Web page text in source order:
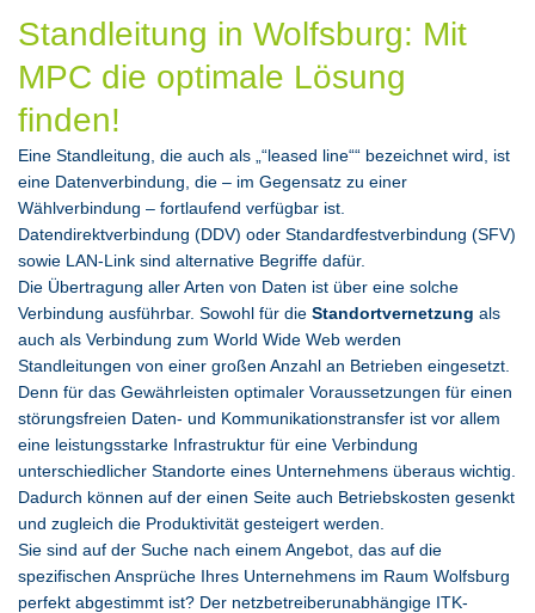
Standleitung in Wolfsburg: Mit
MPC die optimale Lösung
finden!
Eine Standleitung, die auch als „“leased line““ bezeichnet wird, ist
eine Datenverbindung, die – im Gegensatz zu einer
Wählverbindung – fortlaufend verfügbar ist.
Datendirektverbindung (DDV) oder Standardfestverbindung (SFV)
sowie LAN-Link sind alternative Begriffe dafür.
Die Übertragung aller Arten von Daten ist über eine solche
Verbindung ausführbar. Sowohl für die Standortvernetzung als
auch als Verbindung zum World Wide Web werden
Standleitungen von einer großen Anzahl an Betrieben eingesetzt.
Denn für das Gewährleisten optimaler Voraussetzungen für einen
störungsfreien Daten- und Kommunikationstransfer ist vor allem
eine leistungsstarke Infrastruktur für eine Verbindung
unterschiedlicher Standorte eines Unternehmens überaus wichtig.
Dadurch können auf der einen Seite auch Betriebskosten gesenkt
und zugleich die Produktivität gesteigert werden.
Sie sind auf der Suche nach einem Angebot, das auf die
spezifischen Ansprüche Ihres Unternehmens im Raum Wolfsburg
perfekt abgestimmt ist? Der netzbetreiberunabhängige ITK-